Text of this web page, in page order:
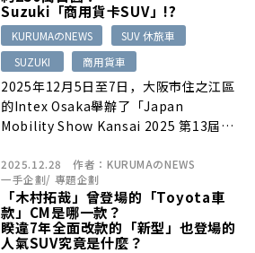
Suzuki「商用貨卡SUV」!?
KURUMAのNEWS
SUV 休旅車
SUZUKI
商用貨車
2025年12月5日至7日，大阪市住之江區
的Intex Osaka舉辦了「Japan
Mobility Show Kansai 2025 第13屆大
2025.12.28 作者： KURUMAのNEWS
一手企劃/ 專題企劃
「木村拓哉」曾登場的「Toyota車
款」CM是哪一款？
睽違7年全面改款的「新型」也登場的
人氣SUV究竟是什麼？